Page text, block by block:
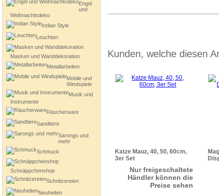
Kunden, welche diesen
Katze Mauz, 40, 50, 60cm,
3er Set
Nur freigeschaltete
Händler können die
Preise sehen
Engel
und
Weihnachtsdeko
Indian Style
Leuchten
Masken und Wanddekoration
Metallarbeiten
Mobile und
Windspiele
Musik und
Instrumente
Räucherware
Sandtiere
Sarongs und
mehr
Schmuck
Schnäppchenshop
Schnitzereien
Neuheiten